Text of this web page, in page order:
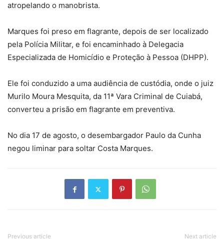
atropelando o manobrista.
Marques foi preso em flagrante, depois de ser localizado
pela Polícia Militar, e foi encaminhado à Delegacia
Especializada de Homicídio e Proteção à Pessoa (DHPP).
Ele foi conduzido a uma audiência de custódia, onde o juiz
Murilo Moura Mesquita, da 11ª Vara Criminal de Cuiabá,
converteu a prisão em flagrante em preventiva.
No dia 17 de agosto, o desembargador Paulo da Cunha
negou liminar para soltar Costa Marques.
Previous article Next article